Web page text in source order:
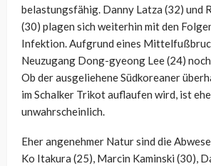
belastungsfähig. Danny Latza (32) und
(30) plagen sich weiterhin mit den
Infektion. Aufgrund eines
Neuzugang Dong-gyeong Lee (24)
Ob der ausgeliehene Südkoreaner
im Schalker Trikot auflaufen wird, ist
unwahrscheinlich.
Eher angenehmer Natur sind die
Ko Itakura (25), Marcin Kaminski (30),